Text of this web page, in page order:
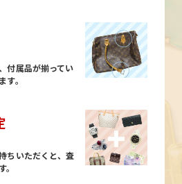
付属品が揃ってい
す。
ちいただくと、査